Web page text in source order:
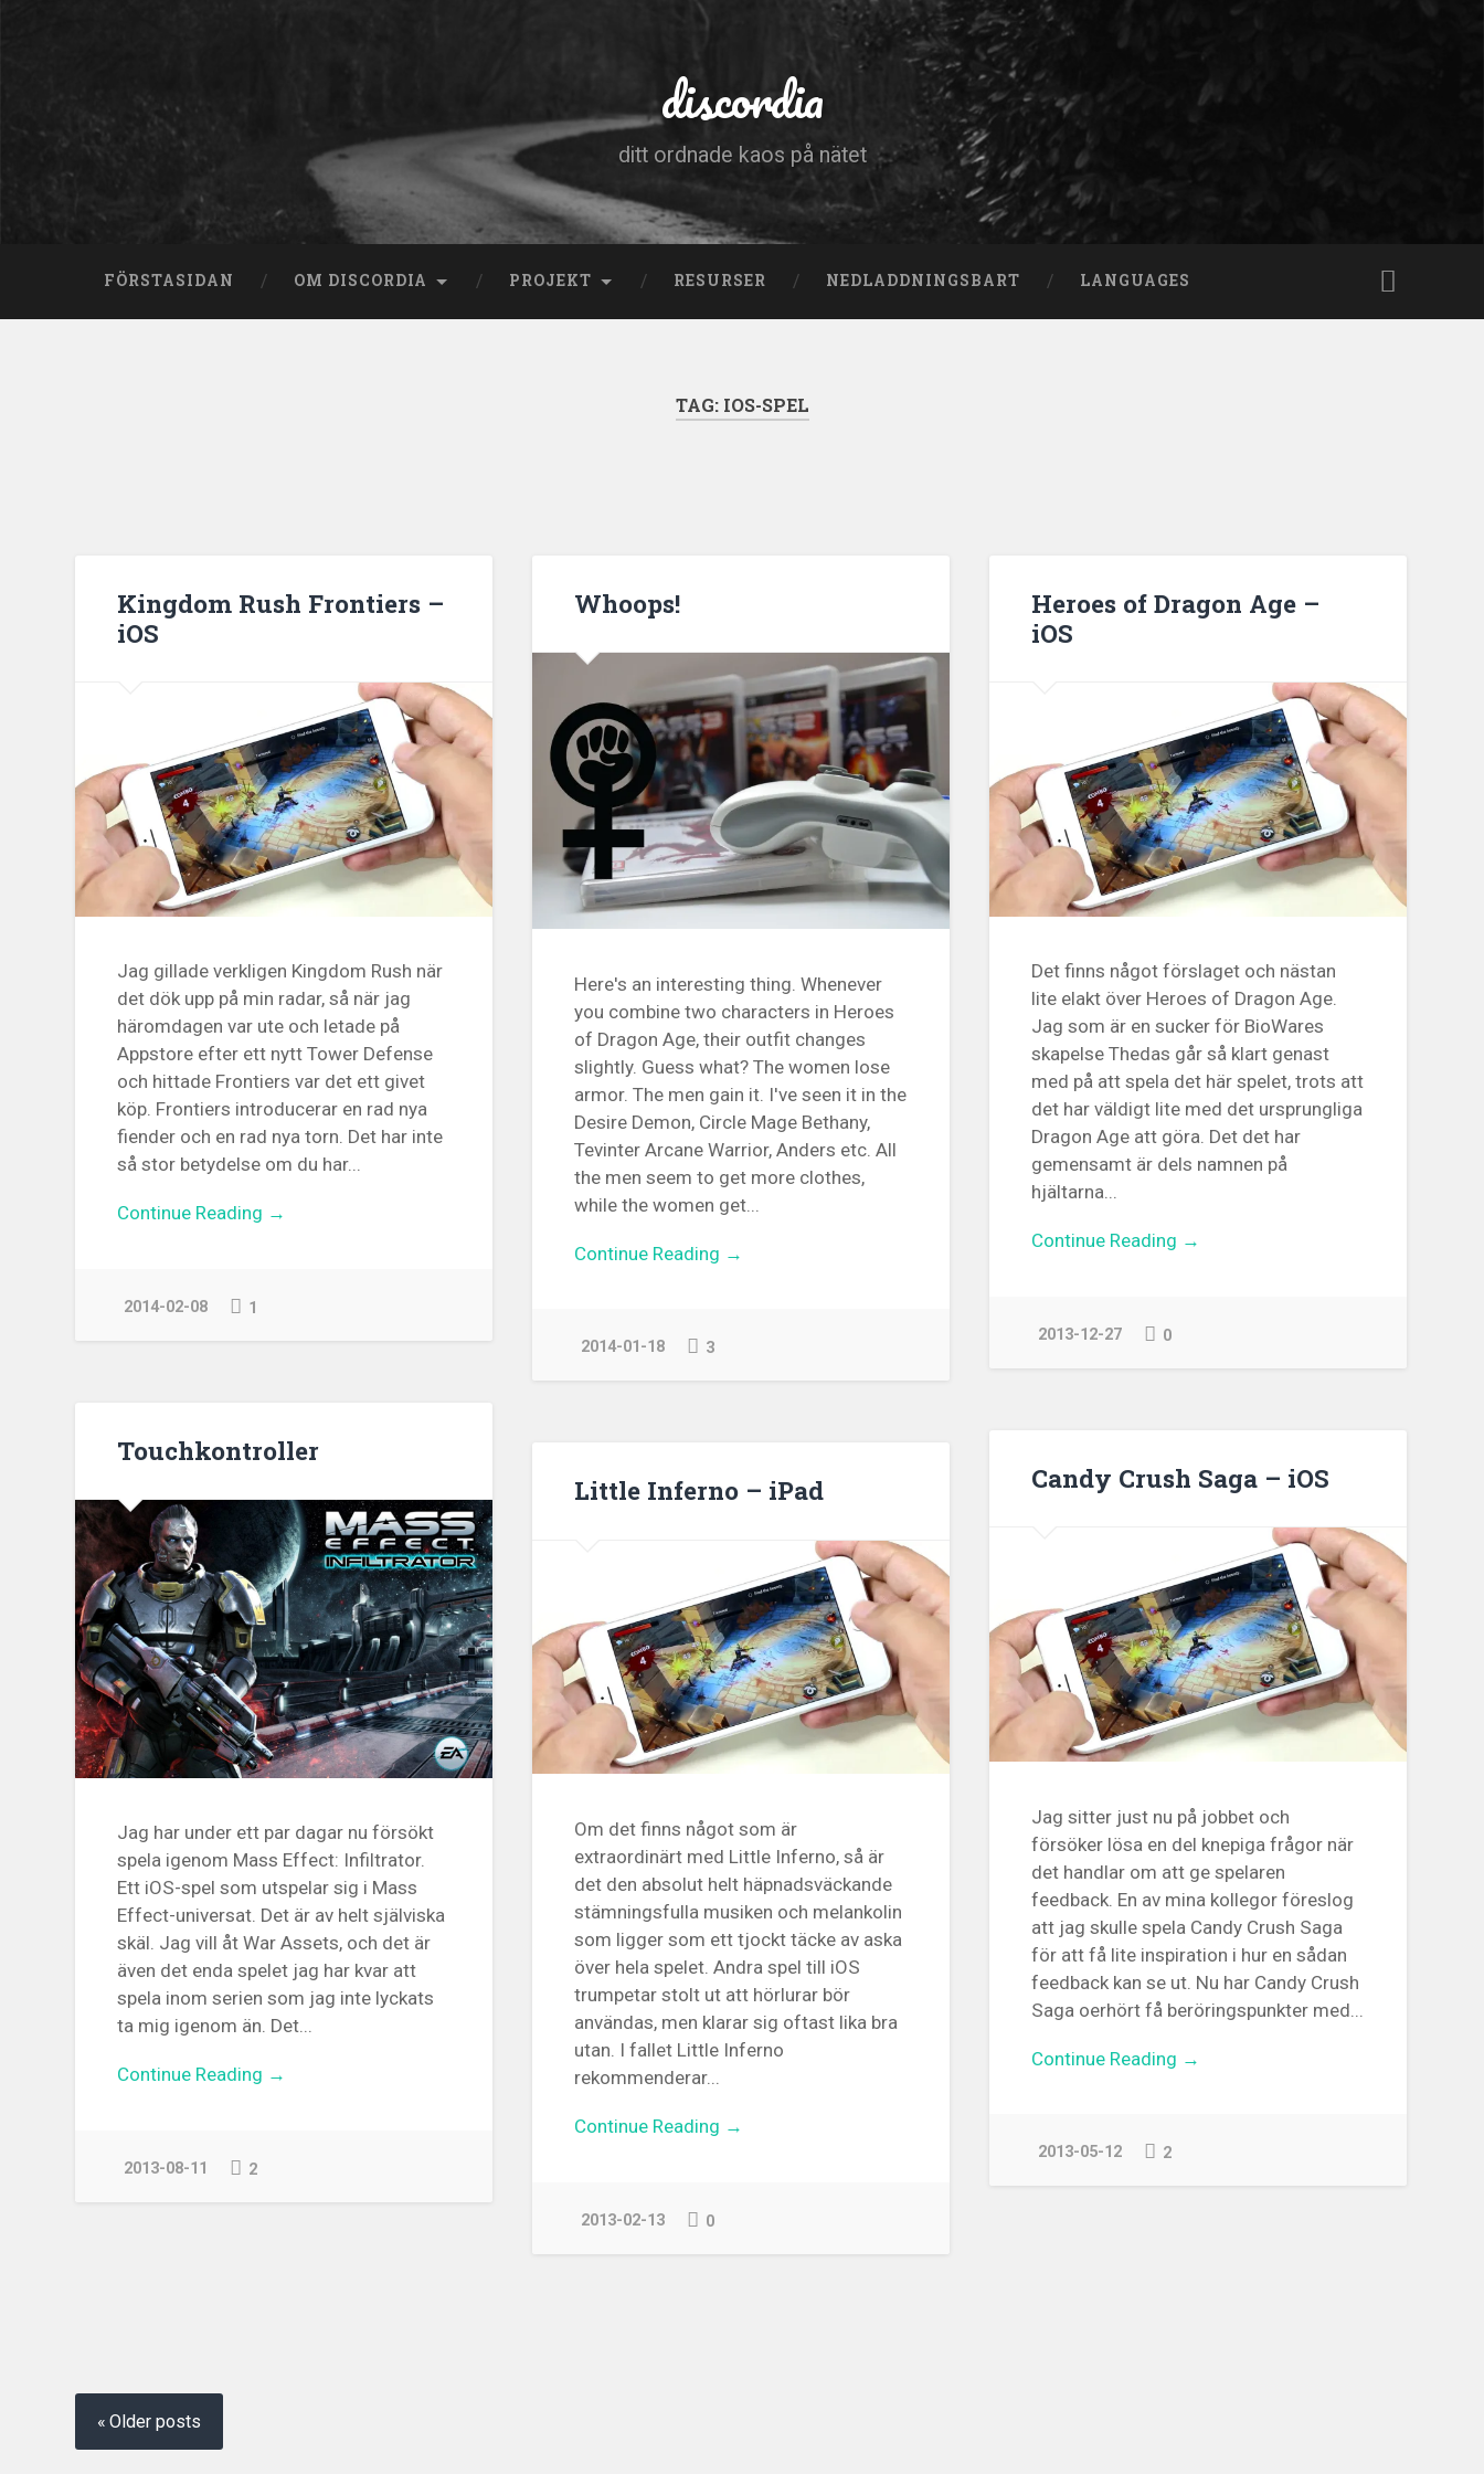
discordia
ditt ordnade kaos på nätet
FÖRSTASIDAN OM DISCORDIA PROJEKT RESURSER NEDLADDNINGSBART LANGUAGES
TAG: IOS-SPEL
Kingdom Rush Frontiers –
iOS
Jag gillade verkligen Kingdom Rush när
det dök upp på min radar, så när jag
häromdagen var ute och letade på
Appstore efter ett nytt Tower Defense
och hittade Frontiers var det ett givet
köp. Frontiers introducerar en rad nya
fiender och en rad nya torn. Det har inte
så stor betydelse om du har...
Continue Reading →
2014-02-08 1
Whoops!
Here's an interesting thing. Whenever
you combine two characters in Heroes
of Dragon Age, their outfit changes
slightly. Guess what? The women lose
armor. The men gain it. I've seen it in the
Desire Demon, Circle Mage Bethany,
Tevinter Arcane Warrior, Anders etc. All
the men seem to get more clothes,
while the women get...
Continue Reading →
2014-01-18 3
Heroes of Dragon Age –
iOS
Det finns något förslaget och nästan
lite elakt över Heroes of Dragon Age.
Jag som är en sucker för BioWares
skapelse Thedas går så klart genast
med på att spela det här spelet, trots att
det har väldigt lite med det ursprungliga
Dragon Age att göra. Det det har
gemensamt är dels namnen på
hjältarna...
Continue Reading →
2013-12-27 0
Touchkontroller
Jag har under ett par dagar nu försökt
spela igenom Mass Effect: Infiltrator.
Ett iOS-spel som utspelar sig i Mass
Effect-universat. Det är av helt själviska
skäl. Jag vill åt War Assets, och det är
även det enda spelet jag har kvar att
spela inom serien som jag inte lyckats
ta mig igenom än. Det...
Continue Reading →
2013-08-11 2
Candy Crush Saga – iOS
Jag sitter just nu på jobbet och
försöker lösa en del knepiga frågor när
det handlar om att ge spelaren
feedback. En av mina kollegor föreslog
att jag skulle spela Candy Crush Saga
för att få lite inspiration i hur en sådan
feedback kan se ut. Nu har Candy Crush
Saga oerhört få beröringspunkter med...
Continue Reading →
2013-05-12 2
Little Inferno – iPad
Om det finns något som är
extraordinärt med Little Inferno, så är
det den absolut helt häpnadsväckande
stämningsfulla musiken och melankolin
som ligger som ett tjockt täcke av aska
över hela spelet. Andra spel till iOS
trumpetar stolt ut att hörlurar bör
användas, men klarar sig oftast lika bra
utan. I fallet Little Inferno
rekommenderar...
Continue Reading →
2013-02-13 0
Posts
navigation
Older posts